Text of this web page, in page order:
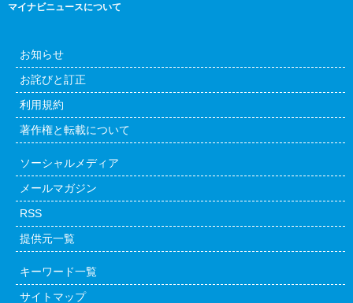
マイナビニュースについて
お知らせ
お詫びと訂正
利用規約
著作権と転載について
ソーシャルメディア
メールマガジン
RSS
提供元一覧
キーワード一覧
サイトマップ